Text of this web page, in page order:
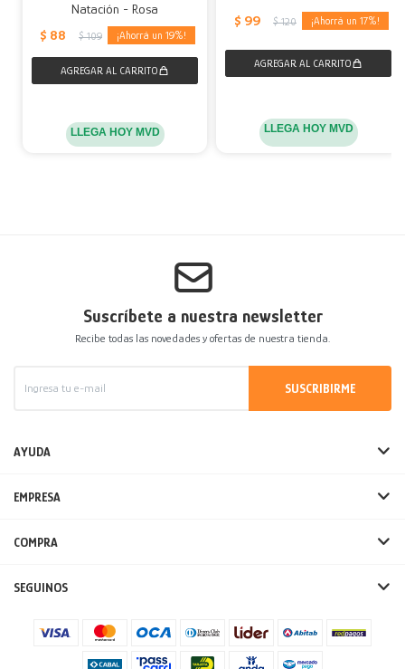
Natación - Rosa
$ 88 $ 109 19
LLEGA HOY MVD
$ 99 $ 120 17
LLEGA HOY MVD
Suscríbete a nuestra newsletter
Recibe todas las novedades y ofertas de nuestra tienda.
SUSCRIBIRME
AYUDA
EMPRESA
COMPRA
SEGUINOS